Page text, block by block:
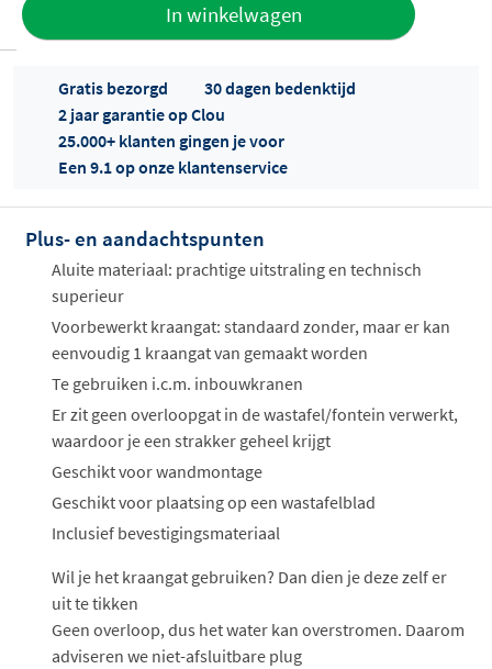
In winkelwagen
Offertes
ophalen...
Gratis bezorgd
30 dagen bedenktijd
2 jaar garantie op Clou
25.000+ klanten gingen je voor
Een 9.1 op onze klantenservice
Plus- en aandachtspunten
Aluite materiaal: prachtige uitstraling en technisch
superieur
Voorbewerkt kraangat: standaard zonder, maar er kan
eenvoudig 1 kraangat van gemaakt worden
Te gebruiken i.c.m. inbouwkranen
Er zit geen overloopgat in de wastafel/fontein verwerkt,
waardoor je een strakker geheel krijgt
Geschikt voor wandmontage
Geschikt voor plaatsing op een wastafelblad
Inclusief bevestigingsmateriaal
Wil je het kraangat gebruiken? Dan dien je deze zelf er
uit te tikken
Geen overloop, dus het water kan overstromen. Daarom
adviseren we niet-afsluitbare plug